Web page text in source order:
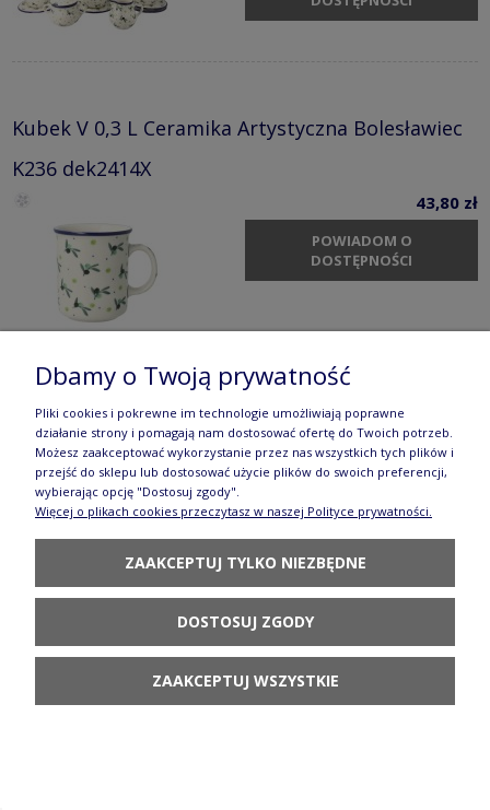
Kubek V 0,3 L Ceramika Artystyczna Bolesławiec
K236 dek2414X
43,80 zł
POWIADOM O
DOSTĘPNOŚCI
Kubek duży V 0,65 L Ceramika Artystyczna
Bolesławiec D60 XL dek2414X
Półmisek zapiekanka Ceramika Artystyczna
Dbamy o Twoją prywatność
Pliki cookies i pokrewne im technologie umożliwiają poprawne
działanie strony i pomagają nam dostosować ofertę do Twoich potrzeb.
Możesz zaakceptować wykorzystanie przez nas wszystkich tych plików i
przejść do sklepu lub dostosować użycie plików do swoich preferencji,
wybierając opcję "Dostosuj zgody".
Więcej o plikach cookies przeczytasz w naszej Polityce prywatności.
ZAAKCEPTUJ TYLKO NIEZBĘDNE
DOSTOSUJ ZGODY
ZAAKCEPTUJ WSZYSTKIE